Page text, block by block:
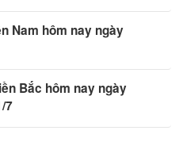
Nam hôm nay ngày
Bắc hôm nay ngày
7